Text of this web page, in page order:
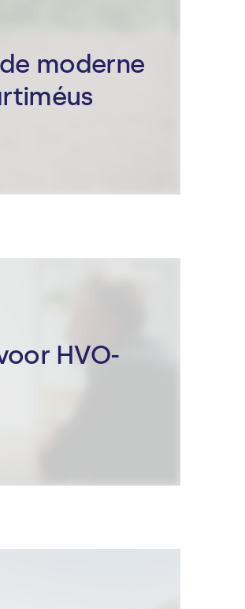
moderne
HVO-